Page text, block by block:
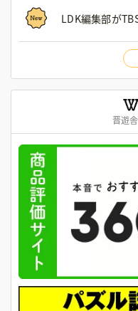
LDK編集部が
晋遊